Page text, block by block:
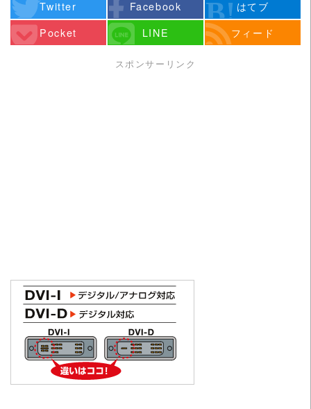
Twitter Facebook
はてブ
Pocket
LINE フィード
スポンサーリンク